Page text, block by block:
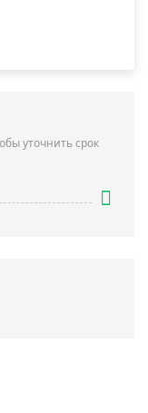
уточнить срок